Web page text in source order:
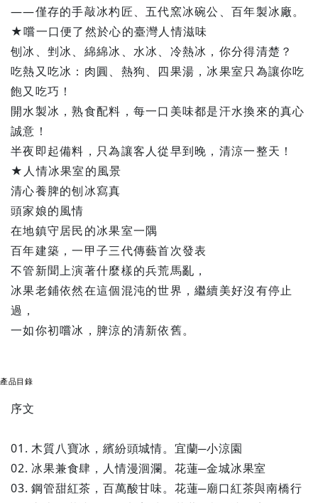
——僅存的手敲冰杓匠、五代窯冰碗公、百年製冰廠。
★嚐一口便了然於心的臺灣人情滋味
刨冰、剉冰、綿綿冰、水冰、冷熱冰，你分得清楚？
吃熱又吃冰：肉圓、熱狗、四果湯，冰果室只為讓你吃
飽又吃巧！
開水製冰，熟食配料，每一口美味都是汗水換來的真心
誠意！
半夜即起備料，只為讓客人從早到晚，清涼一整天！
★人情冰果室的風景
清心養脾的刨冰寫真
頭家娘的風情
在地鎮守居民的冰果室一隅
百年建築，一甲子三代傳藝首次發表
不管新聞上演著什麼樣的兵荒馬亂，
冰果老鋪依然在這個混沌的世界，繼續美好沒有停止
過，
一如你初嚐冰，脾涼的清新依舊。
產品目錄
序文
01. 木質八寶冰，繽紛頭城情。宜蘭─小涼園
02. 冰果兼食肆，人情漫洄瀾。花蓮─金城冰果室
03. 鋼管甜紅茶，百萬酸甘味。花蓮─廟口紅茶與南橋行